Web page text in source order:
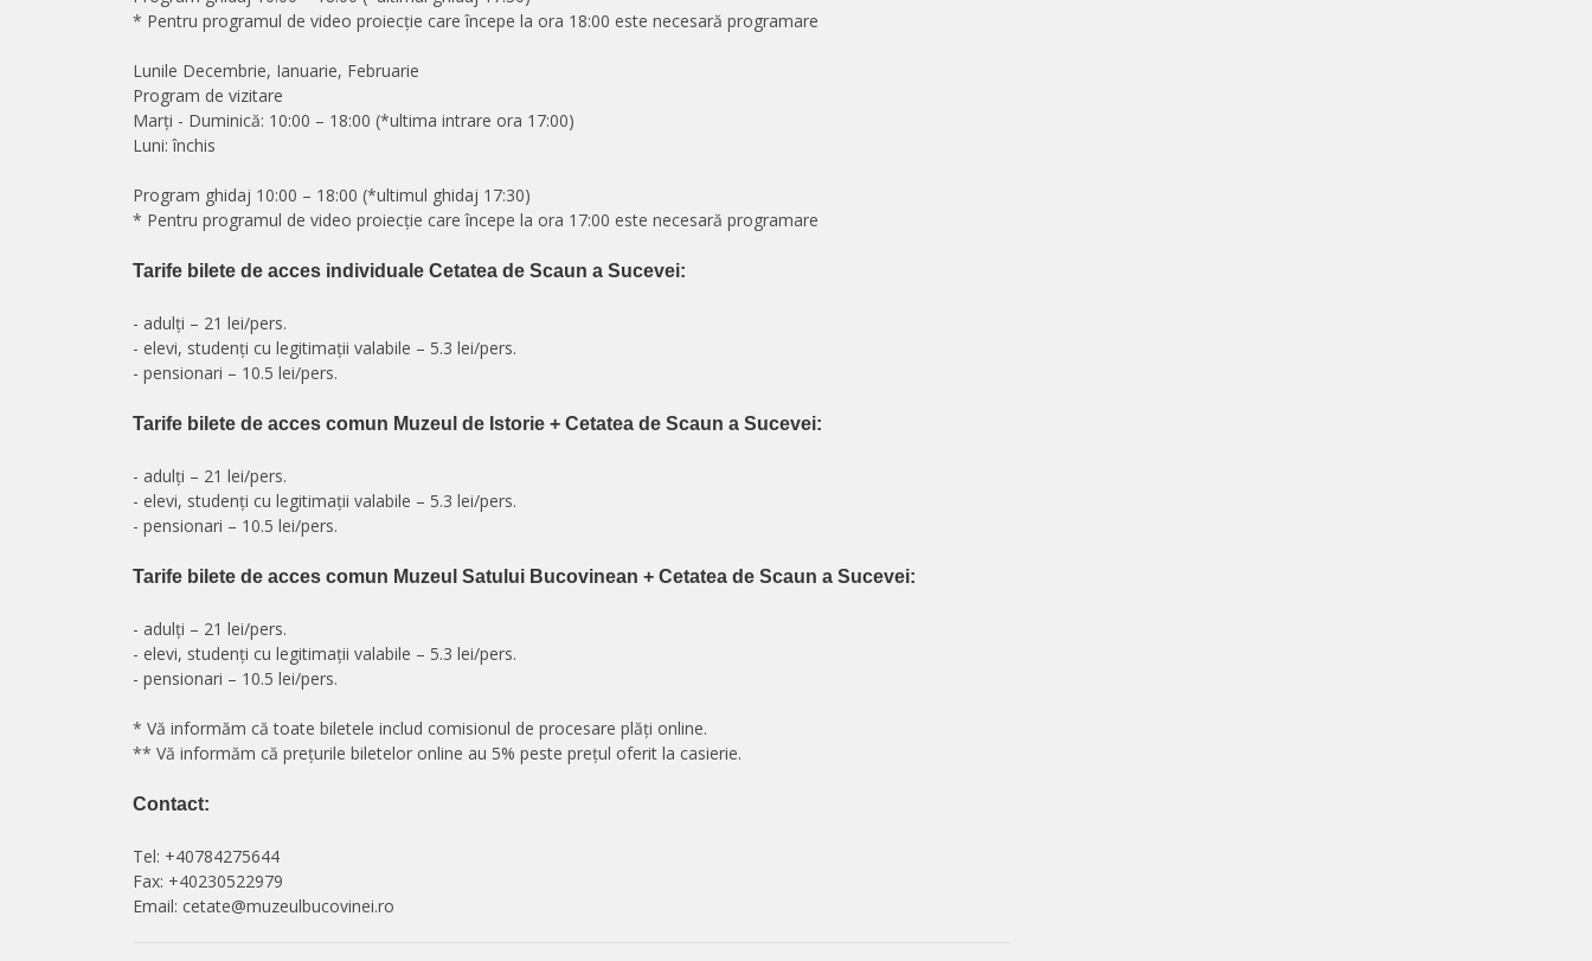
* Pentru programul de video proiecție care începe la ora 18:00 este necesară programare
Lunile Decembrie, Ianuarie, Februarie
Program de vizitare
Marți - Duminică: 10:00 – 18:00 (*ultima intrare ora 17:00)
Luni: închis
Program ghidaj 10:00 – 18:00 (*ultimul ghidaj 17:30)
* Pentru programul de video proiecție care începe la ora 17:00 este necesară programare
Tarife bilete de acces individuale Cetatea de Scaun a Sucevei:
- adulți – 21 lei/pers.
- elevi, studenți cu legitimații valabile – 5.3 lei/pers.
- pensionari – 10.5 lei/pers.
Tarife bilete de acces comun Muzeul de Istorie + Cetatea de Scaun a Sucevei:
- adulți – 21 lei/pers.
- elevi, studenți cu legitimații valabile – 5.3 lei/pers.
- pensionari – 10.5 lei/pers.
Tarife bilete de acces comun Muzeul Satului Bucovinean + Cetatea de Scaun a Sucevei:
- adulți – 21 lei/pers.
- elevi, studenți cu legitimații valabile – 5.3 lei/pers.
- pensionari – 10.5 lei/pers.
* Vă informăm că toate biletele includ comisionul de procesare plăți online.
** Vă informăm că prețurile biletelor online au 5% peste prețul oferit la casierie.
Contact:
Tel: +40784275644
Fax: +40230522979
Email: cetate@muzeulbucovinei.ro